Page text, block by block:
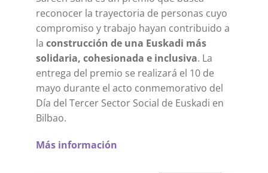
reconocer la trayectoria de personas cuyo
compromiso y trabajo hayan contribuido a
la construcción de una Euskadi más
solidaria, cohesionada e inclusiva. La
entrega del premio se realizará el 10 de
mayo durante el acto conmemorativo del
Día del Tercer Sector Social de Euskadi en
Bilbao.
Más información